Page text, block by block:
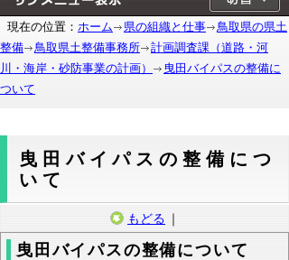
現在の位置： ホーム 県の組織と仕事
鳥取県の県土
整備
鳥取県土整備事務所
計画調査課（道路・河
川・海岸・砂防事業の計画）
曳田バイパスの整備に
ついて
曳田バイパスの整備につ
いて
もどる ｜
曳田バイパスの整備について